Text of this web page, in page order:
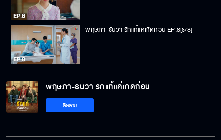
พฤษภา-ธันวา รักแท้แค่เกิดก่อน EP.8[8/8]
พฤษภา-ธันวา รักแท้แค่เกิดก่อน
ติดตาม